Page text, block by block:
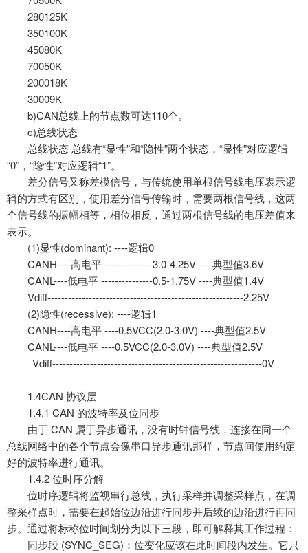
280125K
350100K
45080K
70050K
200018K
30009K
b)CAN总线上的节点数可达110个。
c)总线状态
总线状态 总线有“显性”和“隐性”两个状态，“显性”对应逻辑
“0”，“隐性”对应逻辑“1”。
差分信号又称差模信号，与传统使用单根信号线电压表示逻
辑的方式有区别，使用差分信号传输时，需要两根信号线，这两
个信号线的振幅相等，相位相反，通过两根信号线的电压差值来
表示。
(1)显性(dominant): ----逻辑0
CANH----高电平 --------------3.0-4.25V ----典型值3.6V
CANL----低电平 ---------------0.5-1.75V ----典型值1.4V
Vdiff---------------------------------------------------------2.25V
(2)隐性(recessive): ----逻辑1
CANH----高电平 ----0.5VCC(2.0-3.0V) ----典型值2.5V
CANL----低电平 ----0.5VCC(2.0-3.0V) ----典型值2.5V
Vdiff-------------------------------------------------------------0V
1.4CAN 协议层
1.4.1 CAN 的波特率及位同步
由于CAN 属于异步通讯，没有时钟信号线，连接在同一个
总线网络中的各个节点会像串口异步通讯那样，节点间使用约定
好的波特率进行通讯。
1.4.2 位时序分解
位时序逻辑将监视串行总线，执行采样并调整采样点，在调
整采样点时，需要在起始位边沿进行同步并后续的边沿进行再同
步。通过将标称位时间划分为以下三段，即可解释其工作过程：
同步段 (SYNC_SEG)：位变化应该在此时间段内发生。它只